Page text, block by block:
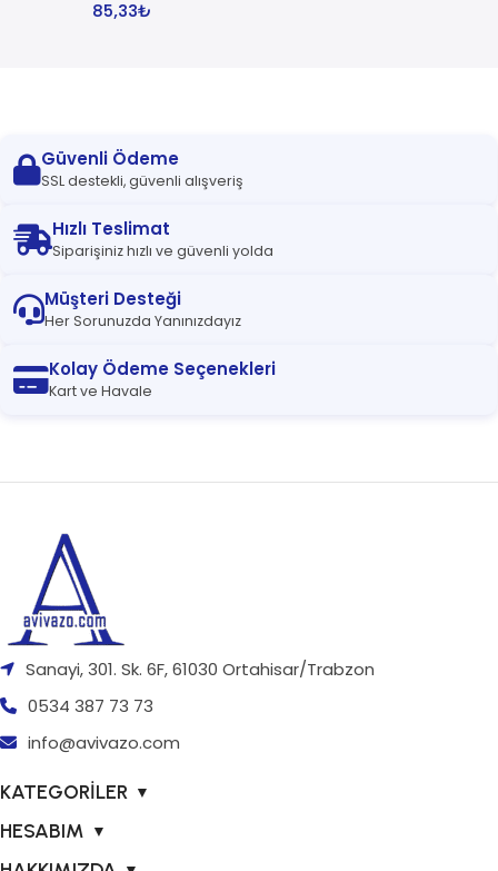
85,33₺
Güvenli Ödeme
SSL destekli, güvenli alışveriş
Hızlı Teslimat
Siparişiniz hızlı ve güvenli yolda
Müşteri Desteği
Her Sorunuzda Yanınızdayız
Kolay Ödeme Seçenekleri
Kart ve Havale
Sanayi, 301. Sk. 6F, 61030 Ortahisar/Trabzon
0534 387 73 73
info@avivazo.com
KATEGORİLER ▼
HESABIM ▼